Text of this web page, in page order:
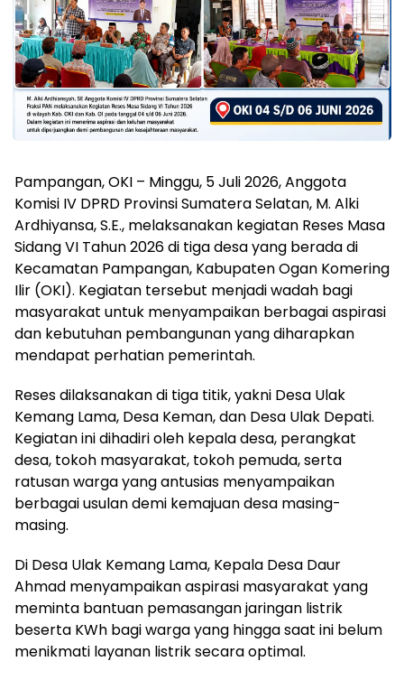
Pampangan, OKI – Minggu, 5 Juli 2026, Anggota
Komisi IV DPRD Provinsi Sumatera Selatan, M. Alki
Ardhiyansa, S.E., melaksanakan kegiatan Reses Masa
Sidang VI Tahun 2026 di tiga desa yang berada di
Kecamatan Pampangan, Kabupaten Ogan Komering
Ilir (OKI). Kegiatan tersebut menjadi wadah bagi
masyarakat untuk menyampaikan berbagai aspirasi
dan kebutuhan pembangunan yang diharapkan
mendapat perhatian pemerintah.
Reses dilaksanakan di tiga titik, yakni Desa Ulak
Kemang Lama, Desa Keman, dan Desa Ulak Depati.
Kegiatan ini dihadiri oleh kepala desa, perangkat
desa, tokoh masyarakat, tokoh pemuda, serta
ratusan warga yang antusias menyampaikan
berbagai usulan demi kemajuan desa masing-
masing.
Di Desa Ulak Kemang Lama, Kepala Desa Daur
Ahmad menyampaikan aspirasi masyarakat yang
meminta bantuan pemasangan jaringan listrik
beserta KWh bagi warga yang hingga saat ini belum
menikmati layanan listrik secara optimal.